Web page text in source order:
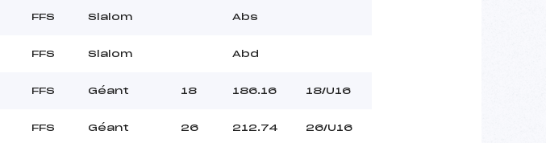
FFS Slalom Abs
FFS Slalom Abd
FFS Géant 18 186.16 18/U16
FFS Géant 26 212.74 26/U16